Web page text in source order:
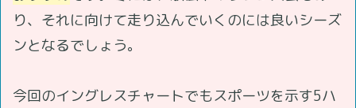
り、それに向けて走り込んでいくのには良いシーズ
ンとなるでしょう。
今回のイングレスチャートでもスポーツを示す5ハ